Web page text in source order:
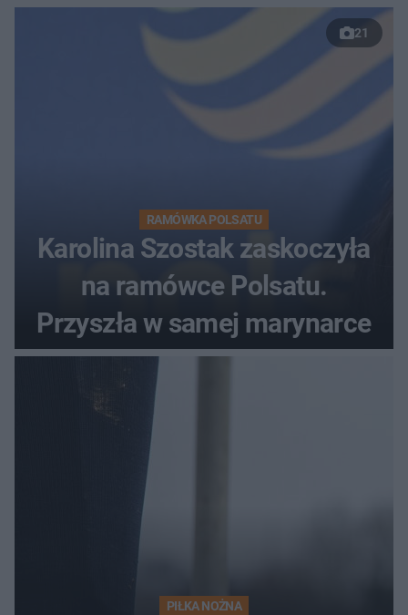
21
RAMÓWKA POLSATU
Karolina Szostak zaskoczyła
na ramówce Polsatu.
Przyszła w samej marynarce
PIŁKA NOŻNA